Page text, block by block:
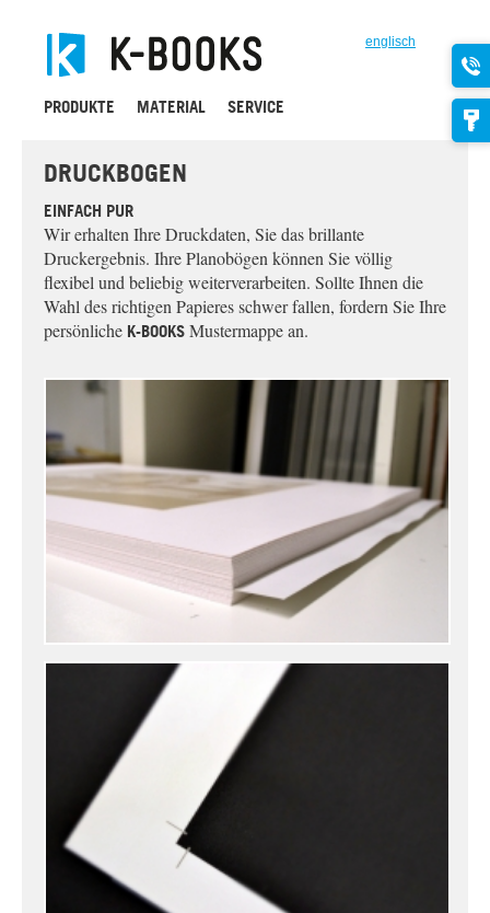
PRODUKTE MATERIAL SERVICE
englisch
DRUCKBOGEN
EINFACH PUR
Wir erhalten Ihre Druckdaten, Sie das brillante
Druckergebnis. Ihre Planobögen können Sie völlig
flexibel und beliebig weiterverarbeiten. Sollte Ihnen die
Wahl des richtigen Papieres schwer fallen, fordern Sie Ihre
persönliche K-BOOKS Mustermappe an.